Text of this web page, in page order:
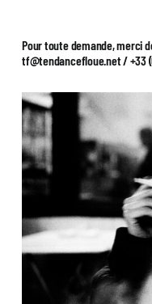
Pour toute demande, merci
tf@tendancefloue.net / +33